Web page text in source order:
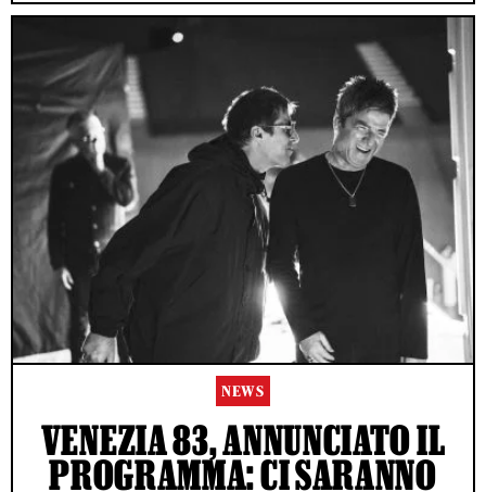
NEWS
VENEZIA 83, ANNUNCIATO IL
PROGRAMMA: CI SARANNO